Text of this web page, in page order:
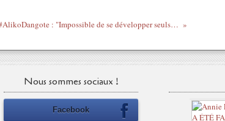
#AlikoDangote : "Impossible de se développer seuls, mais nous devons diriger" (#Business #Nigeria #Cameroun #Senegal)
Nous sommes sociaux !
Facebook